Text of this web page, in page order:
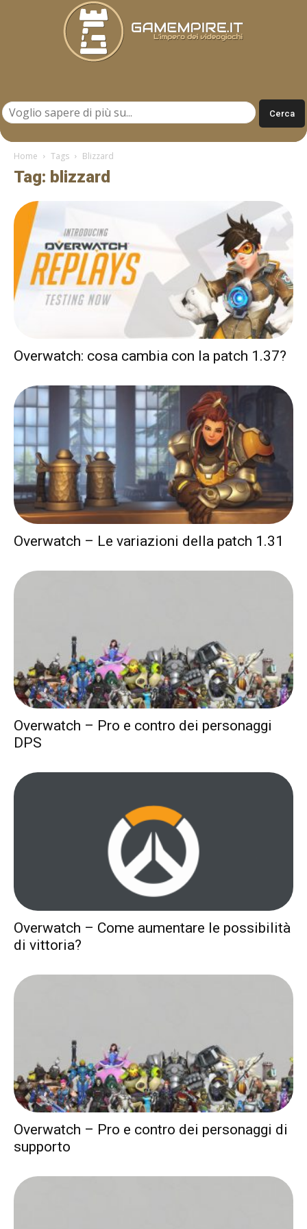
Home Tags Blizzard
Tag: blizzard
Overwatch: cosa cambia con la patch 1.37?
Overwatch – Le variazioni della patch 1.31
Overwatch – Pro e contro dei personaggi
DPS
Overwatch – Come aumentare le possibilità
di vittoria?
Overwatch – Pro e contro dei personaggi di
supporto